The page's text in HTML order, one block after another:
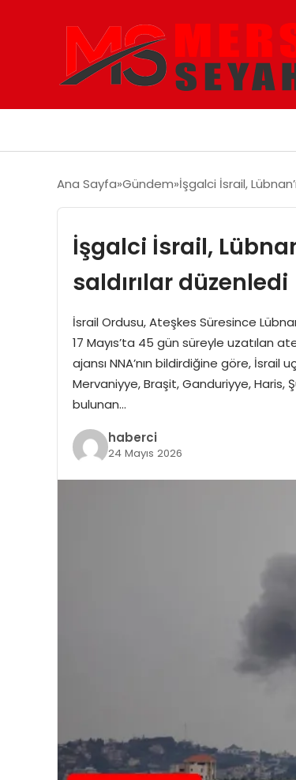
Ana Sayfa Gündem İşgalci İsrail,
İşgalci İsrail,
saldırılar düzenledi
İsrail Ordusu, Ateşkes Süresince
17 Mayıs’ta 45 gün süreyle uzatılan
ajansı NNA’nın bildirdiğine göre,
Mervaniyye, Braşit, Ganduriyye, Haris,
bulunan…
haberci
24 Mayıs 2026